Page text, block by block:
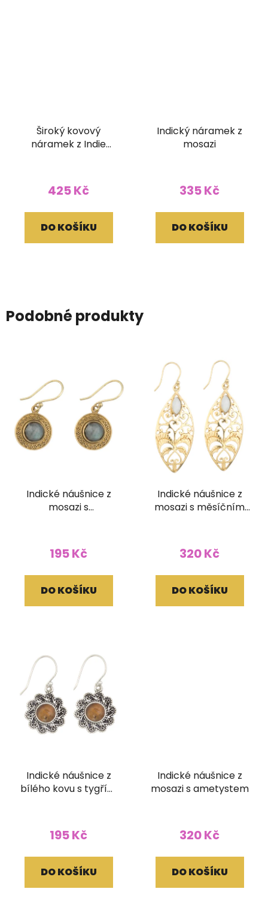
Široký kovový
náramek z Indie
425 Kč
DO KOŠÍKU
Indický náramek z
mosazi
335 Kč
DO KOŠÍKU
Podobné produkty
Indické náušnice z
mosazi s
195 Kč
DO KOŠÍKU
Indické náušnice z
mosazi s měsíčním
320 Kč
DO KOŠÍKU
Indické náušnice z
bílého kovu s tygřím
195 Kč
DO KOŠÍKU
Indické náušnice z
mosazi s ametystem
320 Kč
DO KOŠÍKU